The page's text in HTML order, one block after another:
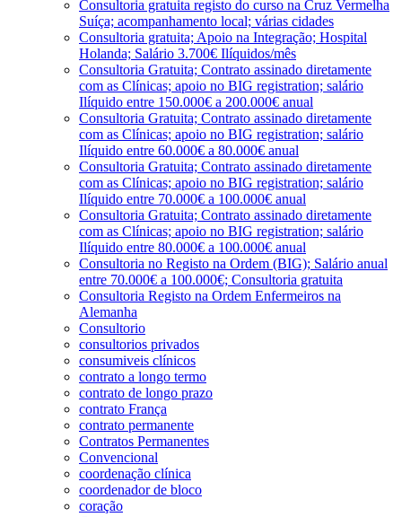
Consultoria gratuita registo do curso na Cruz Vermelha
Suíça; acompanhamento local; várias cidades
Consultoria gratuita; Apoio na Integração; Hospital
Holanda; Salário 3.700€ Ilíquidos/mês
Consultoria Gratuita; Contrato assinado diretamente
com as Clínicas; apoio no BIG registration; salário
Ilíquido entre 150.000€ a 200.000€ anual
Consultoria Gratuita; Contrato assinado diretamente
com as Clínicas; apoio no BIG registration; salário
Ilíquido entre 60.000€ a 80.000€ anual
Consultoria Gratuita; Contrato assinado diretamente
com as Clínicas; apoio no BIG registration; salário
Ilíquido entre 70.000€ a 100.000€ anual
Consultoria Gratuita; Contrato assinado diretamente
com as Clínicas; apoio no BIG registration; salário
Ilíquido entre 80.000€ a 100.000€ anual
Consultoria no Registo na Ordem (BIG); Salário anual
entre 70.000€ a 100.000€; Consultoria gratuita
Consultoria Registo na Ordem Enfermeiros na
Alemanha
Consultorio
consultorios privados
consumiveis clínicos
contrato a longo termo
contrato de longo prazo
contrato França
contrato permanente
Contratos Permanentes
Convencional
coordenação clínica
coordenador de bloco
coração